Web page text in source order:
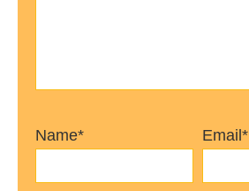
Name* Email*